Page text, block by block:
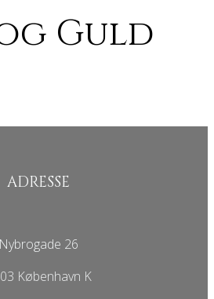
Guld
ADRESSE
Nybrogade 26
København K